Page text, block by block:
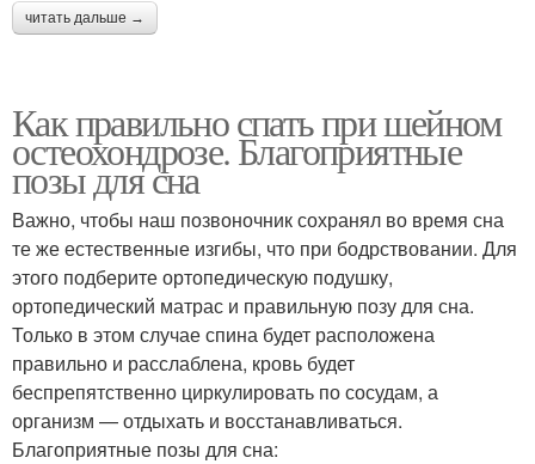
читать дальше →
Как правильно спать при шейном
остеохондрозе. Благоприятные
позы для сна
Важно, чтобы наш позвоночник сохранял во время сна
те же естественные изгибы, что при бодрствовании. Для
этого подберите ортопедическую подушку,
ортопедический матрас и правильную позу для сна.
Только в этом случае спина будет расположена
правильно и расслаблена, кровь будет
беспрепятственно циркулировать по сосудам, а
организм — отдыхать и восстанавливаться.
Благоприятные позы для сна: